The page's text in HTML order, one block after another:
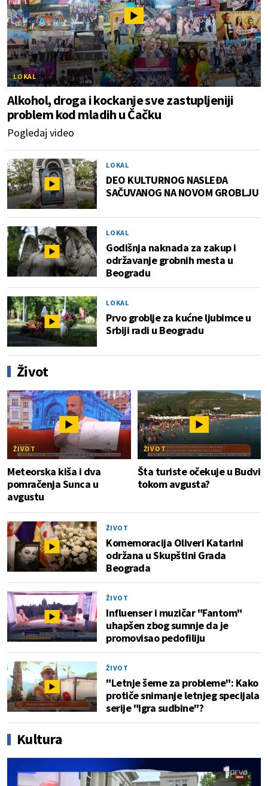
LOKAL
Alkohol, droga i kockanje sve zastupljeniji
problem kod mladih u Čačku
Pogledaj video
LOKAL
DEO KULTURNOG NASLEĐA
SAČUVANOG NA NOVOM GROBLJU
LOKAL
Godišnja naknada za zakup i
održavanje grobnih mesta u
Beogradu
LOKAL
Prvo groblje za kućne ljubimce u
Srbiji radi u Beogradu
Život
ŽIVOT
Meteorska kiša i dva
pomračenja Sunca u
avgustu
ŽIVOT
Šta turiste očekuje u Budvi
tokom avgusta?
ŽIVOT
Komemoracija Oliveri Katarini
održana u Skupštini Grada
Beograda
ŽIVOT
Influenser i muzičar "Fantom"
uhapšen zbog sumnje da je
promovisao pedofiliju
ŽIVOT
"Letnje šeme za probleme": Kako
protiče snimanje letnjeg specijala
serije "Igra sudbine"?
Kultura